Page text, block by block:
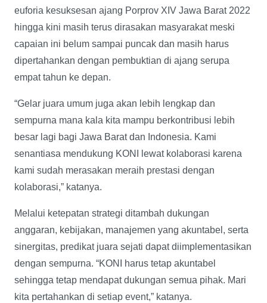
euforia kesuksesan ajang Porprov XIV Jawa Barat 2022
hingga kini masih terus dirasakan masyarakat meski
capaian ini belum sampai puncak dan masih harus
dipertahankan dengan pembuktian di ajang serupa
empat tahun ke depan.
“Gelar juara umum juga akan lebih lengkap dan
sempurna mana kala kita mampu berkontribusi lebih
besar lagi bagi Jawa Barat dan Indonesia. Kami
senantiasa mendukung KONI lewat kolaborasi karena
kami sudah merasakan meraih prestasi dengan
kolaborasi,” katanya.
Melalui ketepatan strategi ditambah dukungan
anggaran, kebijakan, manajemen yang akuntabel, serta
sinergitas, predikat juara sejati dapat diimplementasikan
dengan sempurna. “KONI harus tetap akuntabel
sehingga tetap mendapat dukungan semua pihak. Mari
kita pertahankan di setiap event,” katanya.